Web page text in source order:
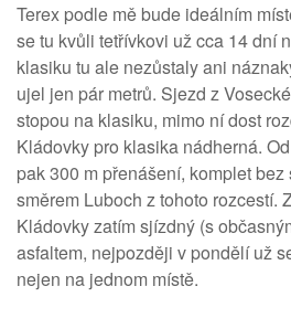
Terex podle mě bude ideálním
se tu kvůli tetřívkovi už cca 14 dní
klasiku tu ale nezůstaly ani
ujel jen pár metrů. Sjezd z
stopou na klasiku, mimo ní dost
Kládovky pro klasika nádherná.
pak 300 m přenášení, komplet
směrem Luboch z tohoto rozcestí.
Kládovky zatím sjízdný (s
asfaltem, nejpozději v pondělí už
nejen na jednom místě.